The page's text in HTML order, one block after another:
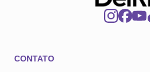
CONTATO